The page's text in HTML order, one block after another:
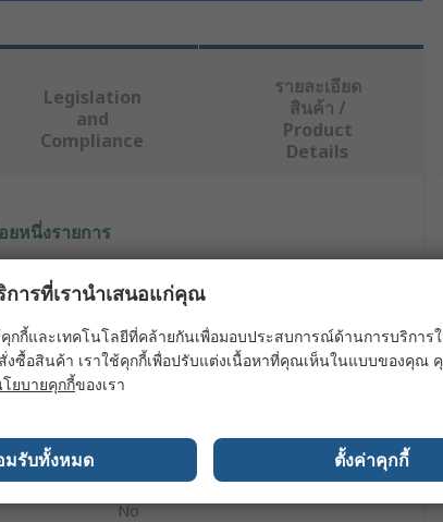
Legislation
and
Compliance
รายละเอียด
สินค้า /
Product
Details
หนึ่งรายการ
ค่า
RS PRO
Mild Steel Wire
No
ารที่เรานำเสนอแก่คุณ
คุกกี้และเทคโนโลยีที่คล้ายกันเพื่อมอบประสบการณ์ด้านการบริการ
งซื้อสินค้า เราใช้คุกกี้เพื่อปรับแต่งเนื้อหาที่คุณเห็นในแบบของคุณ
ยบายคุกกี้ของเรา
มรับทั้งหมด ตั้งค่าคุกกี้